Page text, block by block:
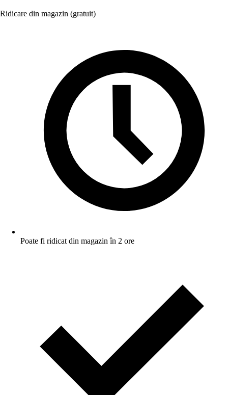
Ridicare din magazin (gratuit)
Poate fi ridicat din magazin în 2 ore